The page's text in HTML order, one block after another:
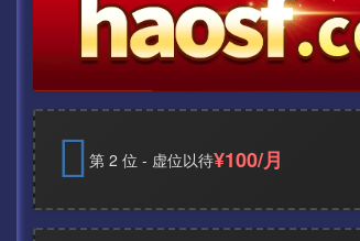
第 2 位 - 虚位以待¥100/月